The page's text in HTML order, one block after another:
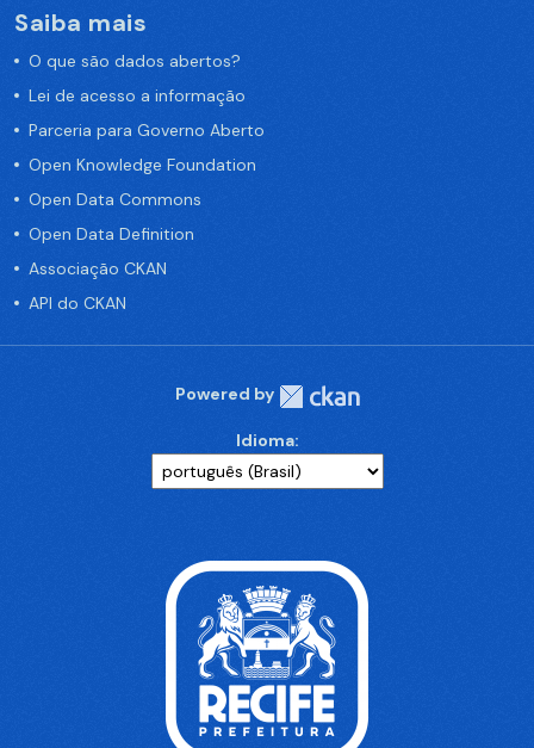
Saiba mais
O que são dados abertos?
Lei de acesso a informação
Parceria para Governo Aberto
Open Knowledge Foundation
Open Data Commons
Open Data Definition
Associação CKAN
API do CKAN
Powered by
Idioma